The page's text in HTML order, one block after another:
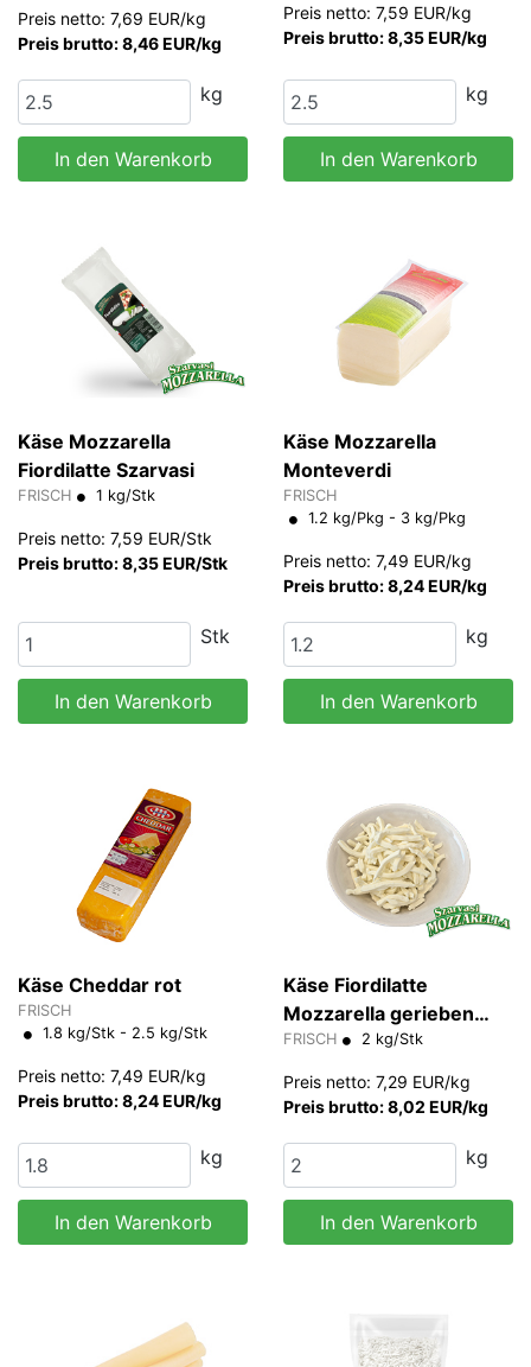
Preis netto: 7,69 EUR/kg
Preis brutto: 8,46 EUR/kg
kg
In den Warenkorb
Preis netto: 7,59 EUR/kg
Preis brutto: 8,35 EUR/kg
kg
In den Warenkorb
Käse Mozzarella
Fiordilatte Szarvasi
FRISCH 1 kg/Stk
Preis netto: 7,59 EUR/Stk
Preis brutto: 8,35 EUR/Stk
Stk
In den Warenkorb
Käse Mozzarella
Monteverdi
FRISCH
1.2 kg/Pkg - 3 kg/Pkg
Preis netto: 7,49 EUR/kg
Preis brutto: 8,24 EUR/kg
kg
In den Warenkorb
Käse Cheddar rot
FRISCH
1.8 kg/Stk - 2.5 kg/Stk
Preis netto: 7,49 EUR/kg
Preis brutto: 8,24 EUR/kg
kg
In den Warenkorb
Käse Fiordilatte
Mozzarella gerieben
Taglio Napoli Szarvasi
FRISCH 2 kg/Stk
Preis netto: 7,29 EUR/kg
Preis brutto: 8,02 EUR/kg
kg
In den Warenkorb